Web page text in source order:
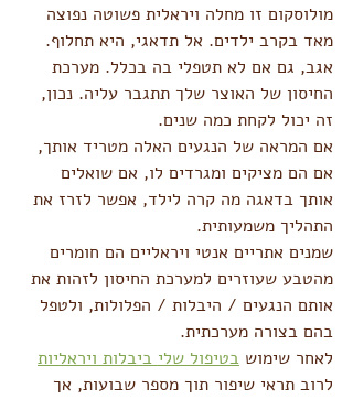
מולוסקום זו מחלה ויראלית פשוטה נפוצה
מאד בקרב ילדים. אל תדאגי, היא תחלוף.
אגב, גם אם לא תטפלי בה בכלל. מערכת
החיסון של האוצר שלך תתגבר עליה. נכון,
זה יכול לקחת כמה שנים.
אם המראה של הנגעים האלה מטריד אותך,
אם הם מציקים ומגרדים לו, אם שואלים
אותך בדאגה מה קרה לילד, אפשר לזרז את
התהליך משמעותית.
שמנים אתריים אנטי ויראליים הם חומרים
מהטבע שעוזרים למערכת החיסון לזהות את
אותם הנגעים / היבלות / הפלולות, ולטפל
בהם בצורה מערכתית.
לאחר שימוש בטיפול שלי ביבלות ויראליות
לרוב תראי שיפור תוך מספר שבועות, אך